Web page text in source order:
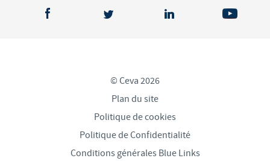
© Ceva 2026
Plan du site
Politique de cookies
Politique de Confidentialité
Conditions générales Blue Links